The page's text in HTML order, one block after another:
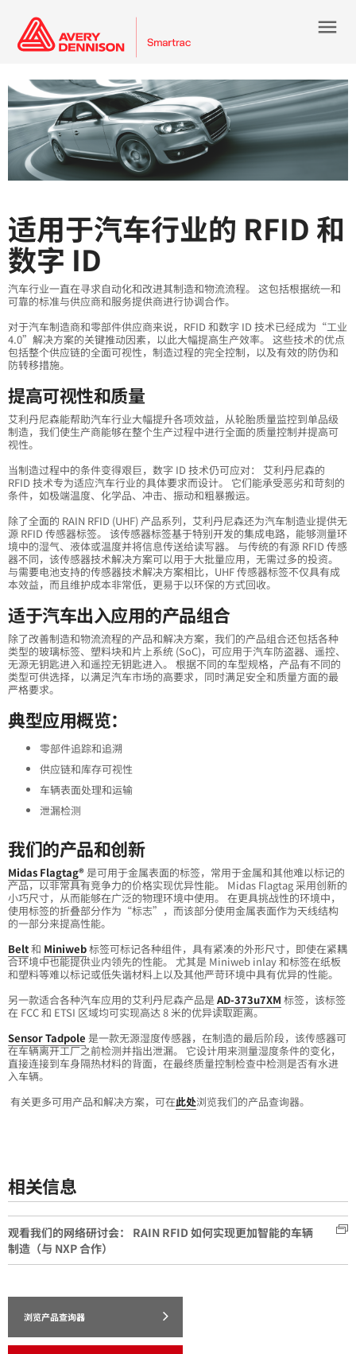
menu
适用于汽车行业的 RFID 和
数字 ID
汽车行业一直在寻求自动化和改进其制造和物流流程。 这包括根据统一和
可靠的标准与供应商和服务提供商进行协调合作。
对于汽车制造商和零部件供应商来说，RFID 和数字 ID 技术已经成为“工业
4.0”解决方案的关键推动因素，以此大幅提高生产效率。 这些技术的优点
包括整个供应链的全面可视性，制造过程的完全控制，以及有效的防伪和
防转移措施。
提高可视性和质量
艾利丹尼森能帮助汽车行业大幅提升各项效益，从轮胎质量监控到单品级
制造，我们使生产商能够在整个生产过程中进行全面的质量控制并提高可
视性。
当制造过程中的条件变得艰巨，数字 ID 技术仍可应对： 艾利丹尼森的
RFID 技术专为适应汽车行业的具体要求而设计。 它们能承受恶劣和苛刻的
条件，如极端温度、化学品、冲击、振动和粗暴搬运。
除了全面的 RAIN RFID (UHF) 产品系列，艾利丹尼森还为汽车制造业提供无
源 RFID 传感器标签。 该传感器标签基于特别开发的集成电路，能够测量环
境中的湿气、液体或温度并将信息传送给读写器。 与传统的有源 RFID 传感
器不同，该传感器技术解决方案可以用于大批量应用，无需过多的投资。
与需要电池支持的传感器技术解决方案相比，UHF 传感器标签不仅具有成
本效益，而且维护成本非常低，更易于以环保的方式回收。
适于汽车出入应用的产品组合
除了改善制造和物流流程的产品和解决方案，我们的产品组合还包括各种
类型的玻璃标签、塑料块和片上系统 (SoC)，可应用于汽车防盗器、遥控、
无源无钥匙进入和遥控无钥匙进入。 根据不同的车型规格，产品有不同的
类型可供选择，以满足汽车市场的高要求，同时满足安全和质量方面的最
严格要求。
典型应用概览：
零部件追踪和追溯
供应链和库存可视性
车辆表面处理和运输
泄漏检测
我们的产品和创新
Midas Flagtag®是可用于金属表面的标签，常用于金属和其他难以标记的
产品，以非常具有竞争力的价格实现优异性能。 Midas Flagtag 采用创新的
小巧尺寸，从而能够在广泛的物理环境中使用。 在更具挑战性的环境中，
使用标签的折叠部分作为“标志”，而该部分使用金属表面作为天线结构
的一部分来提高性能。
Belt和 Miniweb标签可标记各种组件，具有紧凑的外形尺寸，即使在紧耦
合环境中也能提供业内领先的性能。 尤其是 Miniweb inlay 和标签在纸板
和塑料等难以标记或低失谐材料上以及其他严苛环境中具有优异的性能。
另一款适合各种汽车应用的艾利丹尼森产品是AD-373u7XM 标签，该标签
在 FCC 和 ETSI 区域均可实现高达 8 米的优异读取距离。
Sensor Tadpole 是一款无源湿度传感器，在制造的最后阶段，该传感器可
在车辆离开工厂之前检测并指出泄漏。 它设计用来测量湿度条件的变化，
直接连接到车身隔热材料的背面，在最终质量控制检查中检测是否有水进
入车辆。
有关更多可用产品和解决方案，可在此处浏览我们的产品查询器。
相关信息
观看我们的网络研讨会： RAIN RFID 如何实现更加智能的车辆
制造（与 NXP 合作）
浏览产品查询器